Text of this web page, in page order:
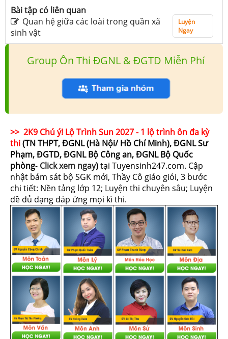
Bài tập có liên quan
Quan hệ giữa các loài trong quần xã
sinh vật
Luyện
Ngay
Group Ôn Thi ĐGNL & ĐGTD Miễn Phí
>> 2K9 Chú ý! Lộ Trình Sun 2027 - 1 lộ trình ôn đa kỳ
thi(TN THPT, ĐGNL (Hà Nội/ Hồ Chí Minh), ĐGNL Sư
Phạm, ĐGTD, ĐGNL Bộ Công an, ĐGNL Bộ Quốc
phòng- Click xem ngay)tại Tuyensinh247.com. Cập
nhật bám sát bộ SGK mới, Thầy Cô giáo giỏi, 3 bước
chi tiết: Nền tảng lớp 12; Luyện thi chuyên sâu; Luyện
đề đủ dạng đáp ứng mọi kì thi.